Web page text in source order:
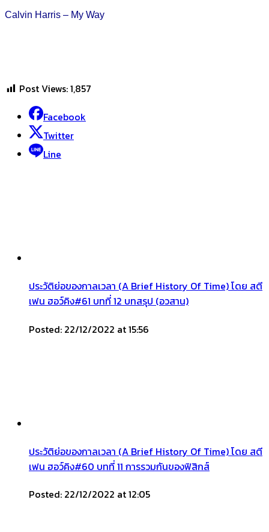
Calvin Harris – My Way
Post Views:1,857
Facebook
Twitter
Line
ประวัติย่อของกาลเวลา (A Brief History Of Time) โดย สตี
เฟน ฮอว์คิง#61 บทที่ 12 บทสรุป (อวสาน)
Posted: 22/12/2022 at 15:56
ประวัติย่อของกาลเวลา (A Brief History Of Time) โดย สตี
เฟน ฮอว์คิง#60 บทที่ 11 การรวมกันของฟิสิกส์
Posted: 22/12/2022 at 12:05